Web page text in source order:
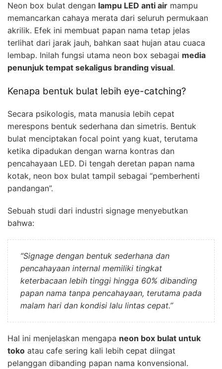
Neon box bulat dengan lampu LED anti air mampu
memancarkan cahaya merata dari seluruh permukaan
akrilik. Efek ini membuat papan nama tetap jelas
terlihat dari jarak jauh, bahkan saat hujan atau cuaca
lembap. Inilah fungsi utama neon box sebagai media
penunjuk tempat sekaligus branding visual.
Kenapa bentuk bulat lebih eye-catching?
Secara psikologis, mata manusia lebih cepat
merespons bentuk sederhana dan simetris. Bentuk
bulat menciptakan focal point yang kuat, terutama
ketika dipadukan dengan warna kontras dan
pencahayaan LED. Di tengah deretan papan nama
kotak, neon box bulat tampil sebagai “pemberhenti
pandangan”.
Sebuah studi dari industri signage menyebutkan
bahwa:
“Signage dengan bentuk sederhana dan
pencahayaan internal memiliki tingkat
keterbacaan lebih tinggi hingga 60% dibanding
papan nama tanpa pencahayaan, terutama pada
malam hari dan kondisi lalu lintas cepat.”
Hal ini menjelaskan mengapa neon box bulat untuk
toko atau cafe sering kali lebih cepat diingat
pelanggan dibanding papan nama konvensional.